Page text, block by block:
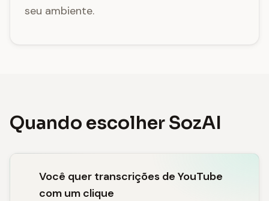
seu ambiente.
Quando escolher SozAI
Você quer transcrições de YouTube
com um clique